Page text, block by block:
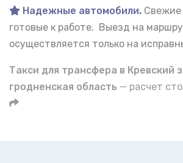
Надежные автомобили. Свежие
готовые к работе. Выезд на
осуществляется только на
Такси для трансфера в Кревский
гродненская область — расчет